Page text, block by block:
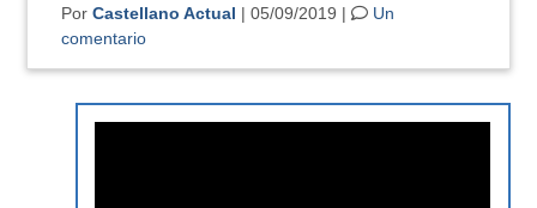
PorCastellano Actual | 05/09/2019 |
Un
comentario